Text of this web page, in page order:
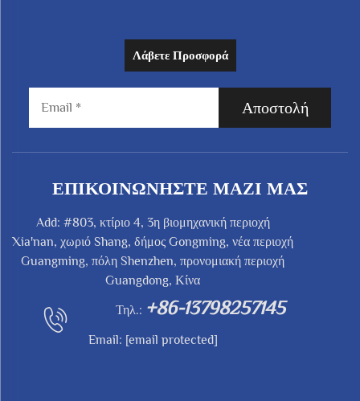
Λάβετε Προσφορά
Αποστολή
ΕΠΙΚΟΙΝΩΝΉΣΤΕ ΜΑΖΊ ΜΑΣ
Add: #803, κτίριο 4, 3η βιομηχανική περιοχή
Xia'nan, χωριό Shang, δήμος Gongming, νέα περιοχή
Guangming, πόλη Shenzhen, προνομιακή περιοχή
Guangdong, Κίνα
Τηλ.: +86-13798257145
Email: [email protected]